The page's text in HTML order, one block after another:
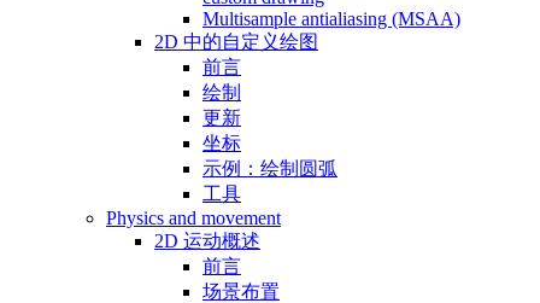
Multisample antialiasing (MSAA)
2D 中的自定义绘图
前言
绘制
更新
坐标
示例：绘制圆弧
工具
Physics and movement
2D 运动概述
前言
场景布置